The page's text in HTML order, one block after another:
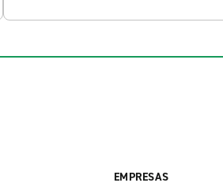
EMPRESAS